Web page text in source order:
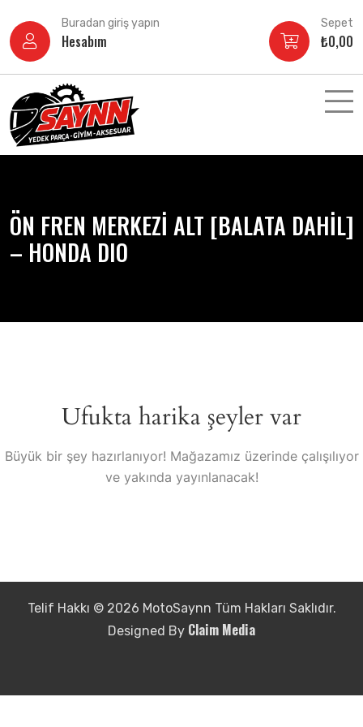
atla
Buradan giriş yapın
Hesabım
Sepet
₺0,00
ÖN FREN MERKEZİ ALT [BALATA DAHİL]
– HONDA DIO
Ufukta harika şeyler var
Büyük bir şey hazırlanıyor! Mağazamız üzerinde çalışılıyor
ve yakında yayınlanacak!
Telif Hakkı © 2026 MotoSaynn Tüm Hakları Saklıdır.
Designed By Claim Media